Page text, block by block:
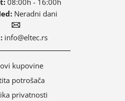
Neradni dani
info@eltec.rs
kupovine
potrošača
privatnosti